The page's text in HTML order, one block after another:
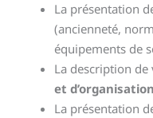
La présentation
(ancienneté,
équipements de
La description de
et d’organisation
La présentation